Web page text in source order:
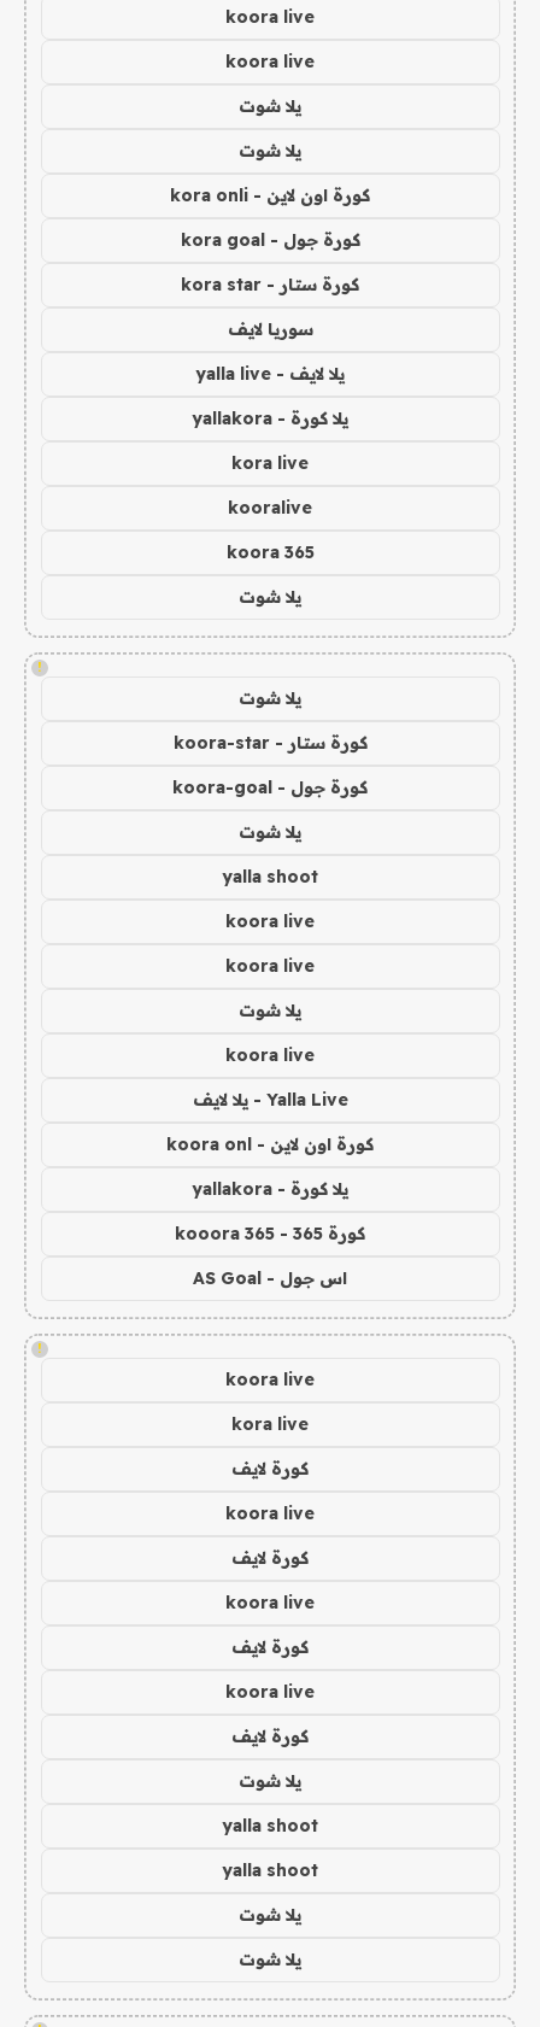
koora live
koora live
يلا شوت
يلا شوت
كورة اون لاين - kora onli
كورة جول - kora goal
كورة ستار - kora star
سوريا لايف
يلا لايف - yalla live
يلا كورة - yallakora
kora live
kooralive
koora 365
يلا شوت
!
يلا شوت
كورة ستار - koora-star
كورة جول - koora-goal
يلا شوت
yalla shoot
koora live
koora live
يلا شوت
koora live
Yalla Live - يلا لايف
كورة اون لاين - koora onl
يلا كورة - yallakora
كورة 365 - kooora 365
اس جول - AS Goal
!
koora live
kora live
كورة لايف
koora live
كورة لايف
koora live
كورة لايف
koora live
كورة لايف
يلا شوت
yalla shoot
yalla shoot
يلا شوت
يلا شوت